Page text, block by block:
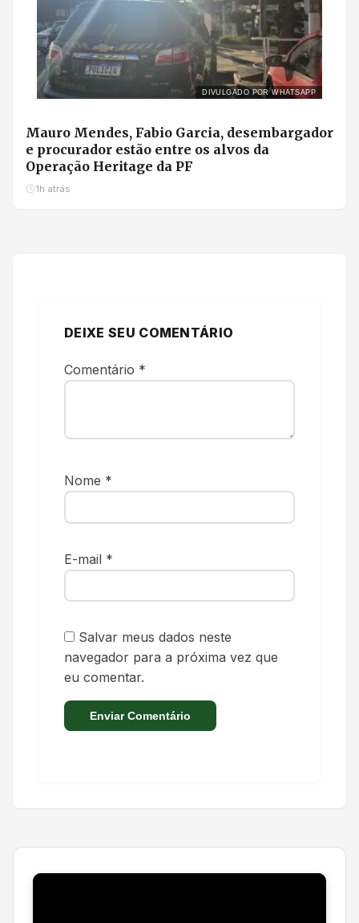
DIVULGADO POR WHATSAPP
Mauro Mendes, Fabio Garcia, desembargador
e procurador estão entre os alvos da
Operação Heritage da PF
1h atrás
DEIXE SEU COMENTÁRIO
Comentário *
Nome *
E-mail *
Salvar meus dados neste
navegador para a próxima vez que
eu comentar.